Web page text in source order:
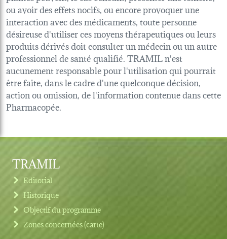
ou avoir des effets nocifs, ou encore provoquer une
interaction avec des médicaments, toute personne
désireuse d'utiliser ces moyens thérapeutiques ou leurs
produits dérivés doit consulter un médecin ou un autre
professionnel de santé qualifié. TRAMIL n'est
aucunement responsable pour l'utilisation qui pourrait
être faite, dans le cadre d'une quelconque décision,
action ou omission, de l'information contenue dans cette
Pharmacopée.
TRAMIL
Editorial
Historique
Objectif du programme
Zones concernées (carte)